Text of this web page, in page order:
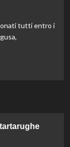
tutti entro i